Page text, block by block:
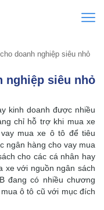
doanh nghiệp siêu nhỏ
nghiệp siêu nhỏ
kinh doanh được nhiều
chỉ hỗ trợ khi mua xe
mua xe ô tô để tiêu
ngân hàng cho vay mua
cho các cá nhân hay
xe với nguồn ngân sách
đang có nhiều chương
ô tô cũ với mục đích